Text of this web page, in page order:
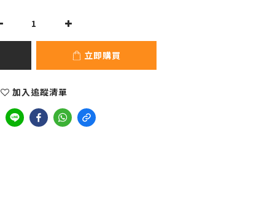
立即購買
加入追蹤清單